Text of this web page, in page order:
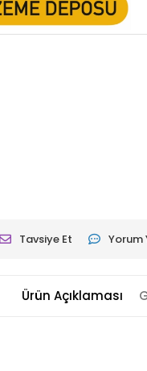
Tavsiye Et Yorum
Ürün Açıklaması